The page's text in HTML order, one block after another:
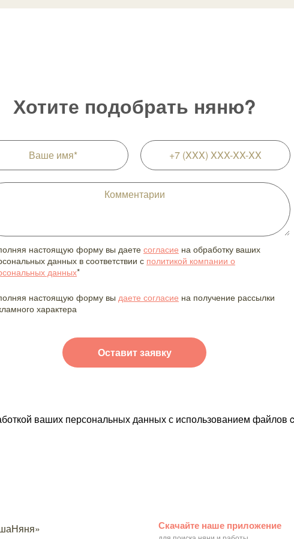
Хотите подобрать няню?
настоящую форму вы даете согласие на обработку ваших
данных в соответствии с политикой компании о
данных*
настоящую форму вы даете согласие на получение рассылки
характера
Скачайте наше приложение
ваших персональных данных с использованием